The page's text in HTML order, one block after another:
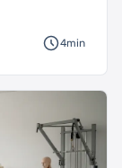
4min